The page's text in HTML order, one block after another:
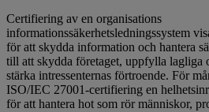
Certifiering av en organisations
informationssäkerhetsledningssystem
för att skydda information och hantera
till att skydda företaget, uppfylla lagliga
stärka intressenternas förtroende. För
ISO/IEC 27001-certifiering en
för att hantera hot som rör människor,